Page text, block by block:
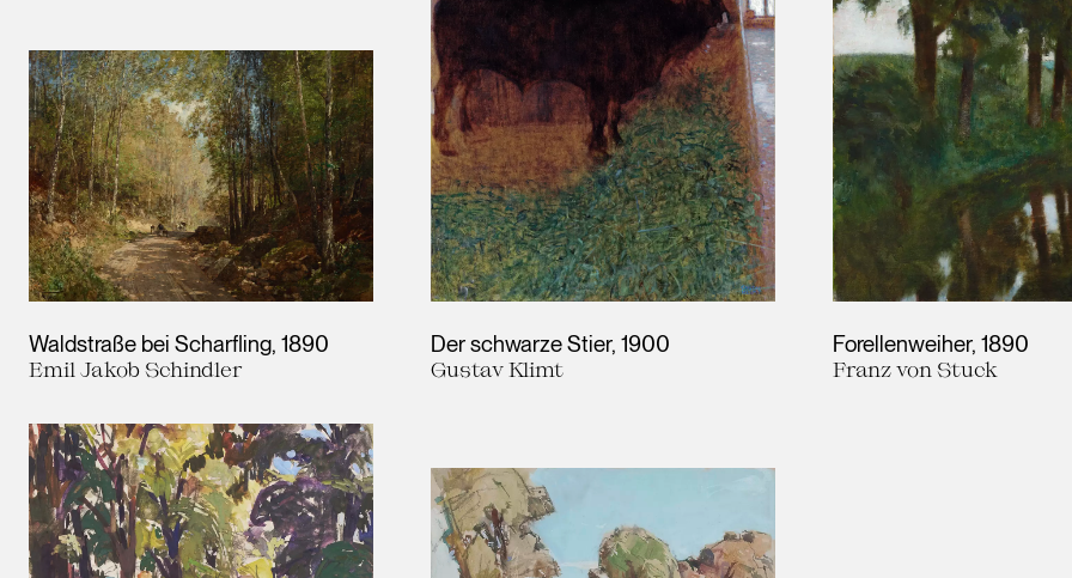
Waldstraße bei Scharfling 1890
Emil Jakob Schindler
Der schwarze Stier 1900
Gustav Klimt
Forellenweiher 1890
Franz von Stuck